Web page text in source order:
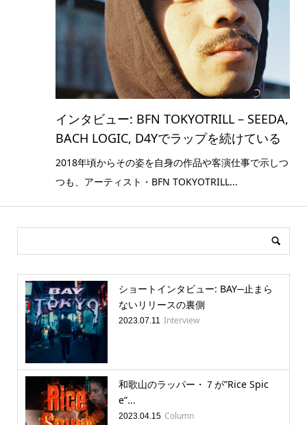
インタビュー: BFN TOKYOTRILL – SEEDA,
BACH LOGIC, D4Yでラップを続けている
2018年頃からその姿を自身の作品や客演仕事で示しつ
つも、アーティスト・BFN TOKYOTRILL...
ショートインタビュー: BAY─止まら
ないリリースの裏側
2023.07.11 Interview
和歌山のラッパー・７が”Rice Spic
e”...
2023.04.15 Column